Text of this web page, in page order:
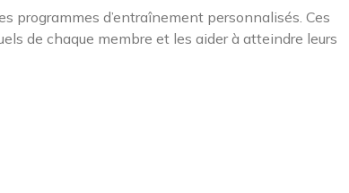
programmes d’entraînement personnalisés. Ces
de chaque membre et les aider à atteindre leurs